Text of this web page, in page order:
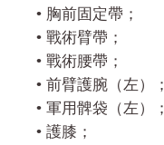
• 胸前固定帶；
• 戰術臂帶；
• 戰術腰帶；
• 前臂護腕（左）；
• 軍用髀袋（左）；
• 護膝；